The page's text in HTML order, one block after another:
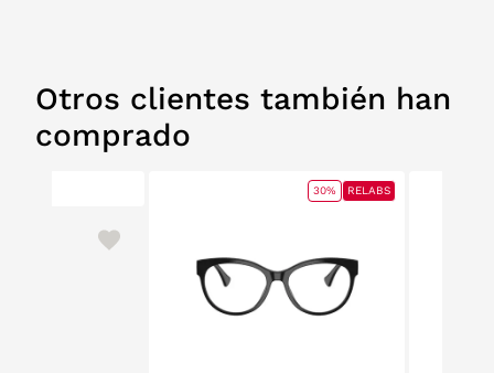
Otros clientes también han
comprado
30% RELABS